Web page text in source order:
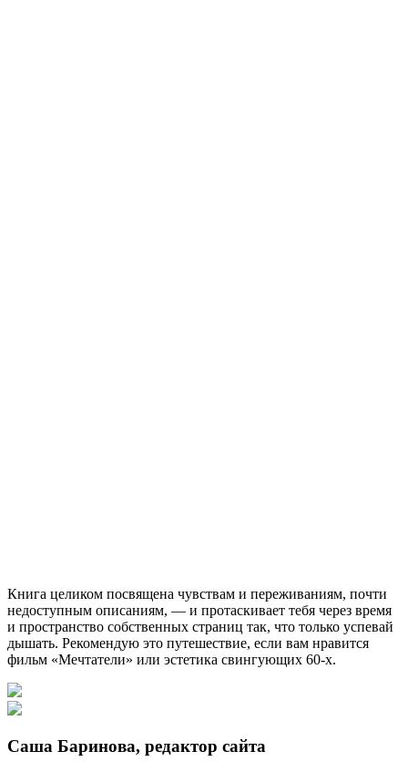
Книга целиком посвящена чувствам и переживаниям, почти
недоступным описаниям, — и протаскивает тебя через время
и пространство собственных страниц так, что только успевай
дышать. Рекомендую это путешествие, если вам нравится
фильм «Мечтатели» или эстетика свингующих 60-х.
Саша Баринова, редактор сайта